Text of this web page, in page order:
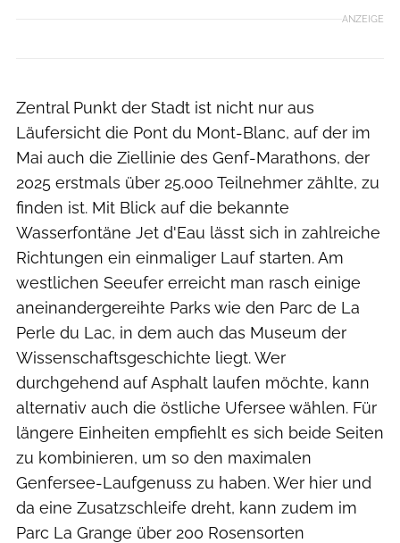
ANZEIGE
Zentral Punkt der Stadt ist nicht nur aus
Läufersicht die Pont du Mont-Blanc, auf der im
Mai auch die Ziellinie des Genf-Marathons, der
2025 erstmals über 25.000 Teilnehmer zählte, zu
finden ist. Mit Blick auf die bekannte
Wasserfontäne Jet d'Eau lässt sich in zahlreiche
Richtungen ein einmaliger Lauf starten. Am
westlichen Seeufer erreicht man rasch einige
aneinandergereihte Parks wie den Parc de La
Perle du Lac, in dem auch das Museum der
Wissenschaftsgeschichte liegt. Wer
durchgehend auf Asphalt laufen möchte, kann
alternativ auch die östliche Ufersee wählen. Für
längere Einheiten empfiehlt es sich beide Seiten
zu kombinieren, um so den maximalen
Genfersee-Laufgenuss zu haben. Wer hier und
da eine Zusatzschleife dreht, kann zudem im
Parc La Grange über 200 Rosensorten